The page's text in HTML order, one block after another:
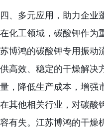
四、多元应用，助力企业
在化工领域，碳酸钾作为
苏博鸿的碳酸钾专用振动
供高效、稳定的干燥解决
量，降低生产成本，增强
在其他相关行业，对碳酸
容有失。江苏博鸿的干燥